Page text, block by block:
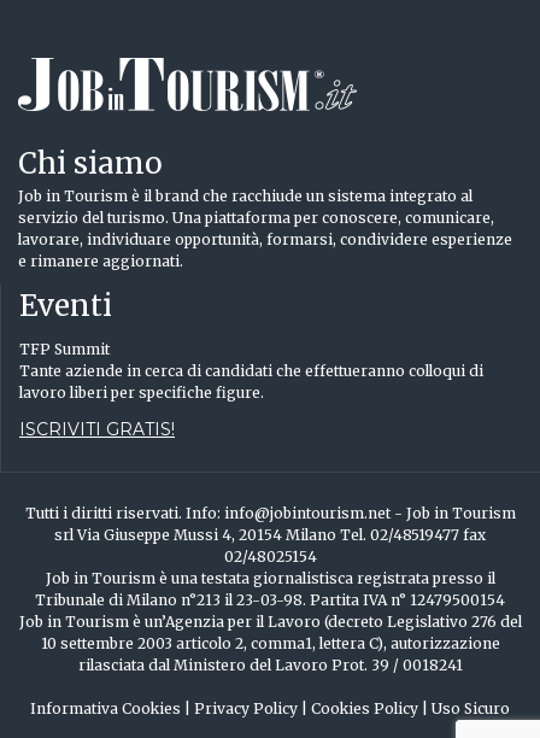
Chi siamo
Job in Tourism è il brand che racchiude un sistema integrato al
servizio del turismo. Una piattaforma per conoscere, comunicare,
lavorare, individuare opportunità, formarsi, condividere esperienze
e rimanere aggiornati.
Eventi
TFP Summit
Tante aziende in cerca di candidati che effettueranno colloqui di
lavoro liberi per specifiche figure.
ISCRIVITI GRATIS!
Tutti i diritti riservati. Info: info@jobintourism.net - Job in Tourism
srl Via Giuseppe Mussi 4, 20154 Milano Tel. 02/48519477 fax
02/48025154
Job in Tourism è una testata giornalistisca registrata presso il
Tribunale di Milano n°213 il 23-03-98. Partita IVA n° 12479500154
Job in Tourism è un’Agenzia per il Lavoro (decreto Legislativo 276 del
10 settembre 2003 articolo 2, comma1, lettera C), autorizzazione
rilasciata dal Ministero del Lavoro Prot. 39 / 0018241
Informativa Cookies Privacy Policy Cookies Policy Uso Sicuro